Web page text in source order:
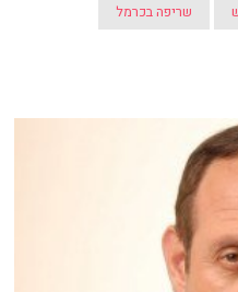
שריפה בכרמל